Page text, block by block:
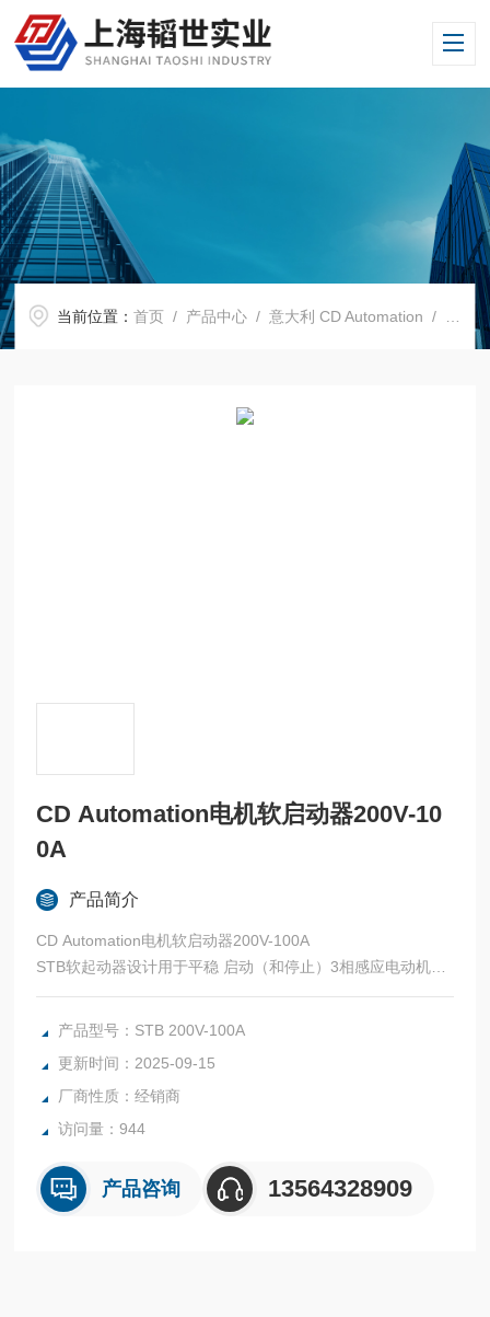
当前位置：首页 / 产品中心 /意大利 CD Automation / 软启
CD Automation电机软启动器200V-10
0A
产品简介
CD Automation电机软启动器200V-100A
STB软起动器设计用于平稳 启动（和停止）3相感应电动机。
通过采用定时电压斜坡系统（开环控制），您可以更好地控制
软启动和软停止性能，从而降低能源成本并提高电机效率。
产品型号：STB 200V-100A
更新时间：2025-09-15
厂商性质：经销商
访问量：944
产品咨询 13564328909